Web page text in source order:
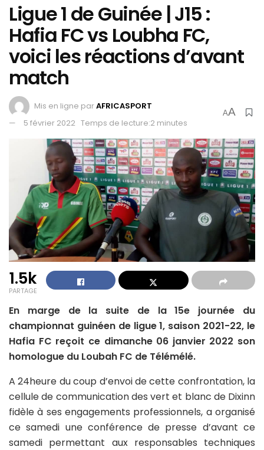
Ligue 1 de Guinée | J15 :
Hafia FC vs Loubha FC,
voici les réactions d’avant
match
Mis en ligne parAFRICASPORT
5 février 2022 Temps de lecture:2 minutes
AA
1.5k
PARTAGE
En marge de la suite de la 15e journée du
championnat guinéen de ligue 1, saison 2021-22, le
Hafia FC reçoit ce dimanche 06 janvier 2022 son
homologue du Loubah FC de Télémélé.
A 24heure du coup d’envoi de cette confrontation, la
cellule de communication des vert et blanc de Dixinn
fidèle à ses engagements professionnels, a organisé
ce samedi une conférence de presse d’avant ce
samedi permettant aux responsables techniques